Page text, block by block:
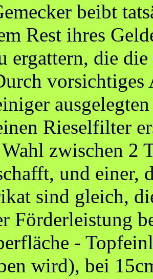
beibt
Rest ihres
ergattern, die
vorsichtiges
Rieselfilter
zwischen 2
und einer,
sind gleich,
Förderleistung
-
wird), bei